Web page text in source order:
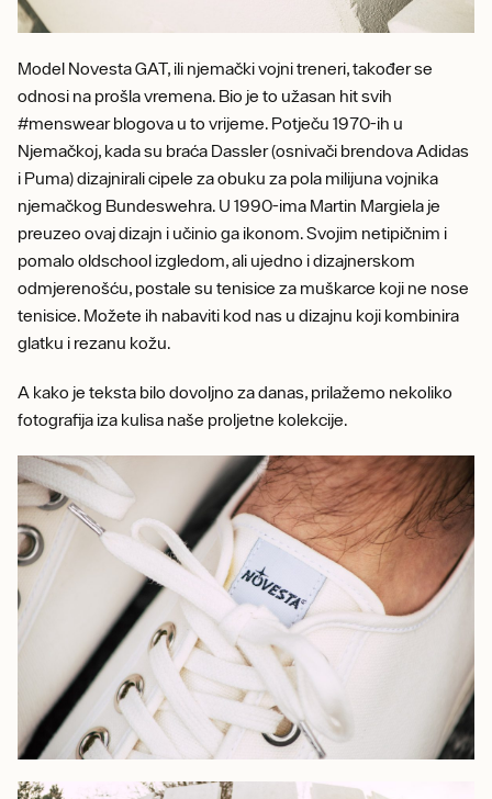
Model Novesta GAT, ili njemački vojni treneri, također se
odnosi na prošla vremena. Bio je to užasan hit svih
#menswear blogova u to vrijeme. Potječu 1970-ih u
Njemačkoj, kada su braća Dassler (osnivači brendova Adidas
i Puma) dizajnirali cipele za obuku za pola milijuna vojnika
njemačkog Bundeswehra. U 1990-ima Martin Margiela je
preuzeo ovaj dizajn i učinio ga ikonom. Svojim netipičnim i
pomalo oldschool izgledom, ali ujedno i dizajnerskom
odmjerenošću, postale su tenisice za muškarce koji ne nose
tenisice. Možete ih nabaviti kod nas u dizajnu koji kombinira
glatku i rezanu kožu.
A kako je teksta bilo dovoljno za danas, prilažemo nekoliko
fotografija iza kulisa naše proljetne kolekcije.